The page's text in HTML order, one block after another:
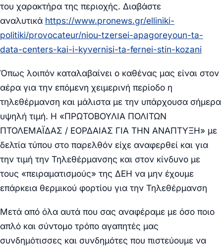
του χαρακτήρα της περιοχής. Διαβάστε
αναλυτικά https://www.pronews.gr/elliniki-
politiki/provocateur/niou-tzersei-apagoreyoun-ta-
data-centers-kai-i-kyvernisi-ta-fernei-stin-kozani
Όπως λοιπόν καταλαβαίνει ο καθένας μας είναι στον
αέρα για την επόμενη χειμερινή περίοδο η
τηλεθέρμανση και μάλιστα με την υπάρχουσα σήμερα
υψηλή τιμή. Η «ΠΡΩΤΟΒΟΥΛΙΑ ΠΟΛΙΤΩΝ
ΠΤΟΛΕΜΑΪΔΑΣ / ΕΟΡΔΑΙΑΣ ΓΙΑ ΤΗΝ ΑΝΑΠΤΥΞΗ» με
δελτία τύπου στο παρελθόν είχε αναφερθεί και για
την τιμή την Τηλεθέρμανσης και στον κίνδυνο με
τους «πειραματισμούς» της ΔΕΗ να μην έχουμε
επάρκεια θερμικού φορτίου για την Τηλεθέρμανση
Μετά από όλα αυτά που σας αναφέραμε με όσο ποιο
απλό και σύντομο τρόπο αγαπητές μας
συνδημότισσες και συνδημότες που πιστεύουμε να